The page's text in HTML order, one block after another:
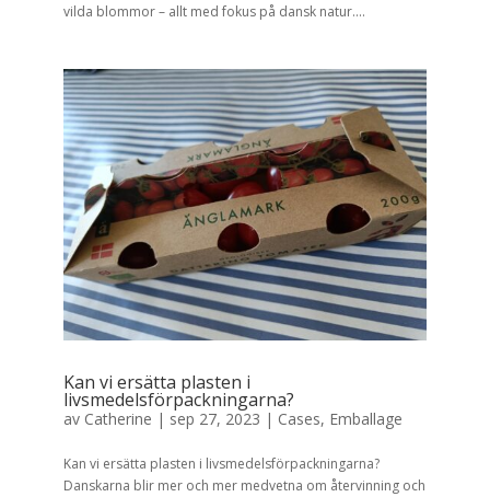
vilda blommor – allt med fokus på dansk natur....
Kan vi ersätta plasten i
livsmedelsförpackningarna?
av Catherine | sep 27, 2023 | Cases, Emballage
Kan vi ersätta plasten i livsmedelsförpackningarna?
Danskarna blir mer och mer medvetna om återvinning och